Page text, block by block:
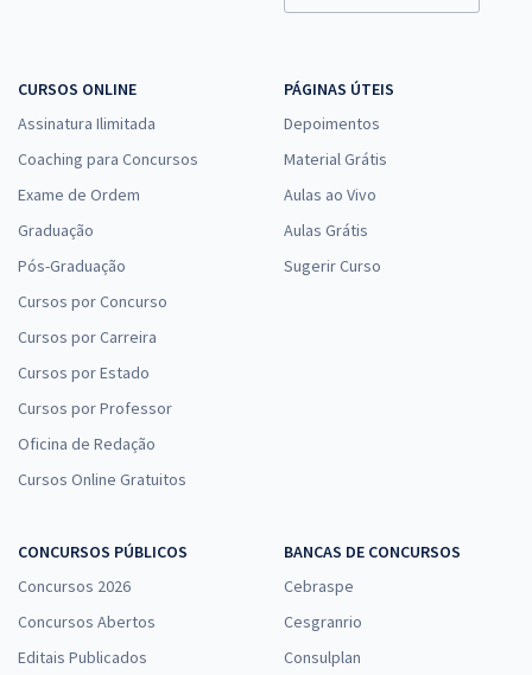
CURSOS ONLINE
Assinatura Ilimitada
Coaching para Concursos
Exame de Ordem
Graduação
Pós-Graduação
Cursos por Concurso
Cursos por Carreira
Cursos por Estado
Cursos por Professor
Oficina de Redação
Cursos Online Gratuitos
PÁGINAS ÚTEIS
Depoimentos
Material Grátis
Aulas ao Vivo
Aulas Grátis
Sugerir Curso
CONCURSOS PÚBLICOS
Concursos 2026
Concursos Abertos
Editais Publicados
BANCAS DE CONCURSOS
Cebraspe
Cesgranrio
Consulplan